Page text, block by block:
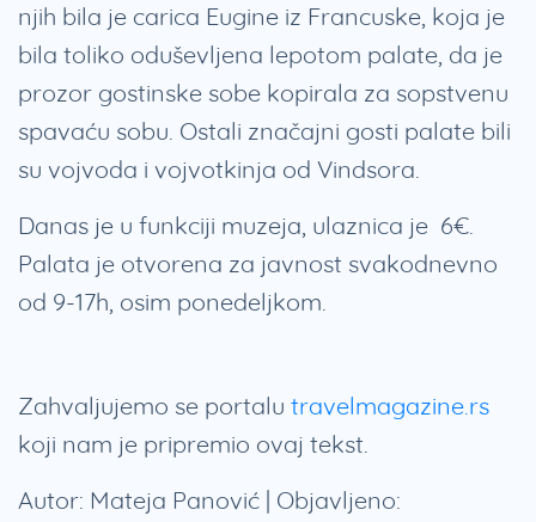
njih bila je carica Eugine iz Francuske, koja je
bila toliko oduševljena lepotom palate, da je
prozor gostinske sobe kopirala za sopstvenu
spavaću sobu. Ostali značajni gosti palate bili
su vojvoda i vojvotkinja od Vindsora.
Danas je u funkciji muzeja, ulaznica je 6€.
Palata je otvorena za javnost svakodnevno
od 9-17h, osim ponedeljkom.
Zahvaljujemo se portalu travelmagazine.rs
koji nam je pripremio ovaj tekst.
Autor: Mateja Panović | Objavljeno: